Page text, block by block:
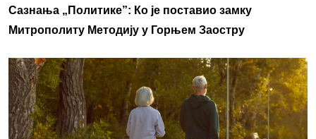
Сазнања „Политике”: Ко је поставио замку
Митрополиту Методију у Горњем Заостру